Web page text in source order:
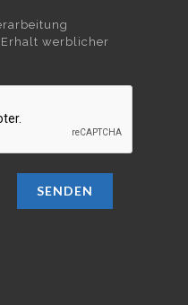
werblicher
SENDEN